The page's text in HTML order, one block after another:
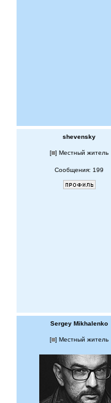
shevensky
[ ] Местный житель
Сообщения: 199
Sergey Mikhalenko
[ ] Местный житель